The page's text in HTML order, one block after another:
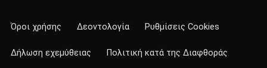
Όροι χρήσης Δεοντολογία Ρυθμίσεις Cookies
Δήλωση εχεμύθειας Πολιτική κατά της Διαφθοράς